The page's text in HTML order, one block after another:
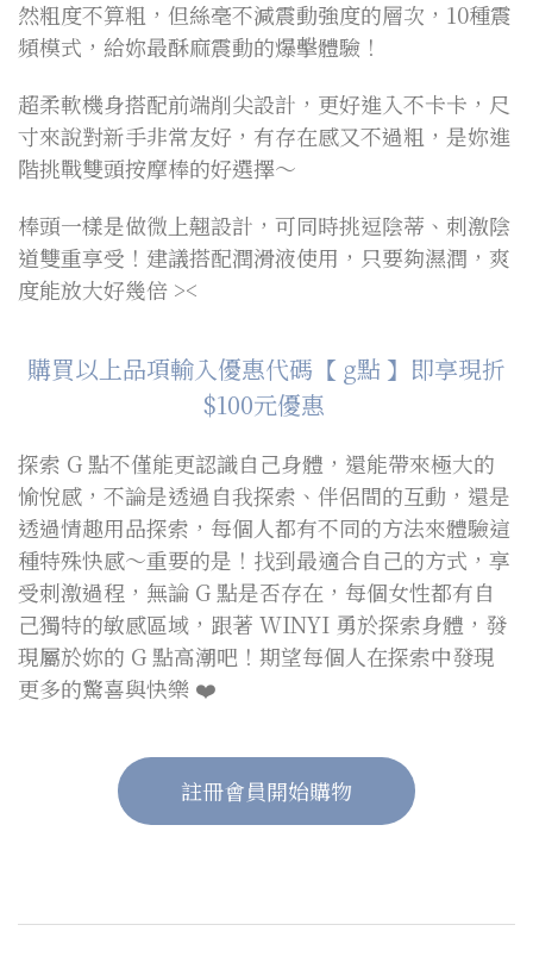
然粗度不算粗，但絲毫不減震動強度的層次，10種震
頻模式，給妳最酥麻震動的爆擊體驗！
超柔軟機身搭配前端削尖設計，更好進入不卡卡，尺
寸來說對新手非常友好，有存在感又不過粗，是妳進
階挑戰雙頭按摩棒的好選擇～
棒頭一樣是做微上翹設計，可同時挑逗陰蒂、刺激陰
道雙重享受！建議搭配潤滑液使用，只要夠濕潤，爽
度能放大好幾倍 ><
購買以上品項輸入優惠代碼【 g點 】即享現折
$100元優惠
探索 G 點不僅能更認識自己身體，還能帶來極大的
愉悅感，不論是透過自我探索、伴侶間的互動，還是
透過情趣用品探索，每個人都有不同的方法來體驗這
種特殊快感～重要的是！找到最適合自己的方式，享
受刺激過程，無論 G 點是否存在，每個女性都有自
己獨特的敏感區域，跟著 WINYI 勇於探索身體，發
現屬於妳的 G 點高潮吧！期望每個人在探索中發現
更多的驚喜與快樂 ❤️
註冊會員開始購物